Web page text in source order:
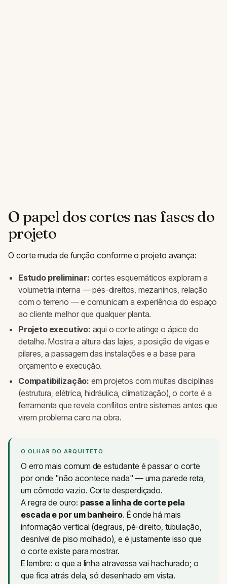
O papel dos cortes nas fases do
projeto
O corte muda de função conforme o projeto avança:
Estudo preliminar: cortes esquemáticos exploram a
volumetria interna — pés-direitos, mezaninos, relação
com o terreno — e comunicam a experiência do espaço
ao cliente melhor que qualquer planta.
Projeto executivo: aqui o corte atinge o ápice do
detalhe. Mostra a altura das lajes, a posição de vigas e
pilares, a passagem das instalações e a base para
orçamento e execução.
Compatibilização: em projetos com muitas disciplinas
(estrutura, elétrica, hidráulica, climatização), o corte é a
ferramenta que revela conflitos entre sistemas antes que
virem problema caro na obra.
O OLHAR DO ARQUITETO
O erro mais comum de estudante é passar o corte
por onde "não acontece nada" — uma parede reta,
um cômodo vazio. Corte desperdiçado.
A regra de ouro: passe a linha de corte pela
escada e por um banheiro. É onde há mais
informação vertical (degraus, pé-direito, tubulação,
desnível de piso molhado), e é justamente isso que
o corte existe para mostrar.
E lembre: o que a linha atravessa vai hachurado; o
que fica atrás dela, só desenhado em vista.